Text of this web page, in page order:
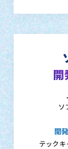
ソ
開
テック